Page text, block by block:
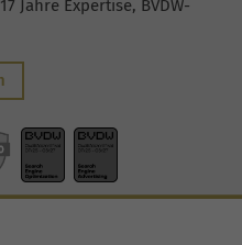
Jahre Expertise, BVDW-